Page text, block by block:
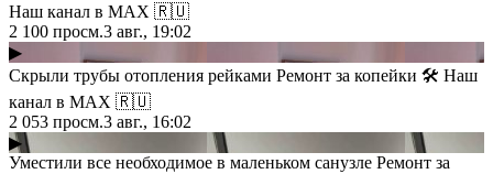
Наш канал в МАХ 🇷🇺
2 100 просм.3 авг., 19:02
▶
Скрыли трубы отопления рейками Ремонт за копейки 🛠 Наш
канал в МАХ 🇷🇺
2 053 просм.3 авг., 16:02
▶
Уместили все необходимое в маленьком санузле Ремонт за